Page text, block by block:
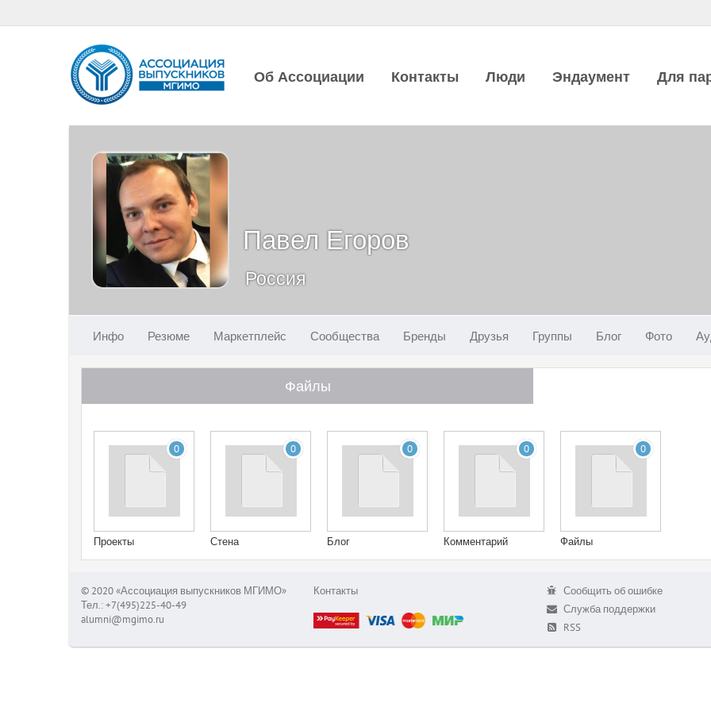
Об Ассоциации Контакты Люди Эндаумент Для
Павел Егоров
Россия
Инфо Резюме Маркетплейс Сообщества Бренды Друзья Группы Блог Фото
Файлы
0
Проекты
0
Стена
0
Блог
0
Комментарий
0
Файлы
© 2020 «Ассоциация выпускников МГИМО»
Тел.: +7(495)225-40-49
alumni@mgimo.ru
Контакты
Сообщить об ошибке
Служба поддержки
RSS